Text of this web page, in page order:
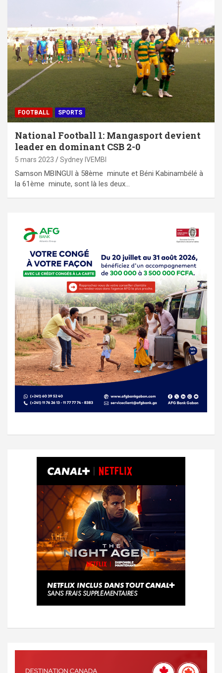
FOOTBALL SPORTS
National Football 1: Mangasport devient
leader en dominant CSB 2-0
5 mars 2023 Sydney IVEMBI
Samson MBINGUI à 58ème minute et Béni Kabinambélé à
la 61ème minute, sont là les deux…